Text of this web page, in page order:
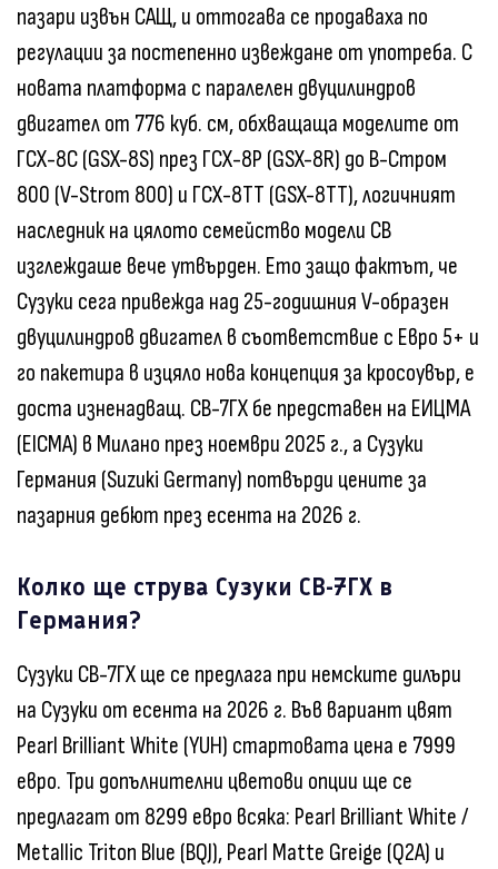
пазари извън САЩ, и оттогава се продаваха по
регулации за постепенно извеждане от употреба. С
новата платформа с паралелен двуцилиндров
двигател от 776 куб. см, обхващаща моделите от
ГСХ-8С (GSX-8S) през ГСХ-8Р (GSX-8R) до В-Стром
800 (V-Strom 800) и ГСХ-8ТТ (GSX-8TT), логичният
наследник на цялото семейство модели СВ
изглеждаше вече утвърден. Ето защо фактът, че
Сузуки сега привежда над 25-годишния V-образен
двуцилиндров двигател в съответствие с Евро 5+ и
го пакетира в изцяло нова концепция за кросоувър, е
доста изненадващ. СВ-7ГХ бе представен на ЕИЦМА
(EICMA) в Милано през ноември 2025 г., а Сузуки
Германия (Suzuki Germany) потвърди цените за
пазарния дебют през есента на 2026 г.
Колко ще струва Сузуки СВ-7ГХ в
Германия?
Сузуки СВ-7ГХ ще се предлага при немските дилъри
на Сузуки от есента на 2026 г. Във вариант цвят
Pearl Brilliant White (YUH) стартовата цена е 7999
евро. Три допълнителни цветови опции ще се
предлагат от 8299 евро всяка: Pearl Brilliant White /
Metallic Triton Blue (BQJ), Pearl Matte Greige (Q2A) и